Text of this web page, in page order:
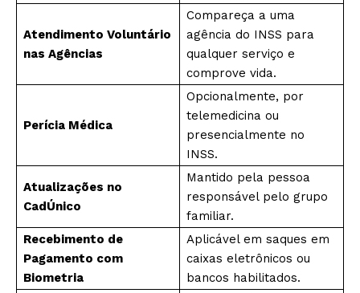
Atendimento Voluntário
nas Agências
Compareça a uma
agência do INSS para
qualquer serviço e
comprove vida.
Perícia Médica
Opcionalmente, por
telemedicina ou
presencialmente no
INSS.
Atualizações no
CadÚnico
Mantido pela pessoa
responsável pelo grupo
familiar.
Recebimento de
Pagamento com
Biometria
Aplicável em saques em
caixas eletrônicos ou
bancos habilitados.